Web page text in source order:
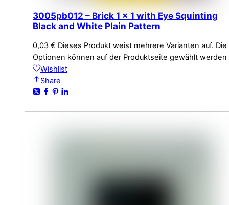
3005pb012 – Brick 1 x 1 with Eye Squinting
Black and White Plain Pattern
0,03 € Dieses Produkt weist mehrere Varianten auf. Die
Optionen können auf der Produktseite gewählt werden
Wishlist
Share